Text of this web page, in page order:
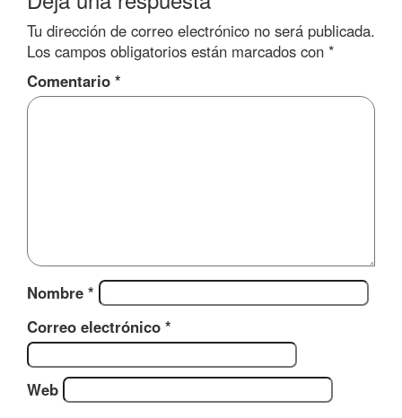
Tu dirección de correo electrónico no será publicada.
Los campos obligatorios están marcados con *
Comentario *
Nombre *
Correo electrónico *
Web